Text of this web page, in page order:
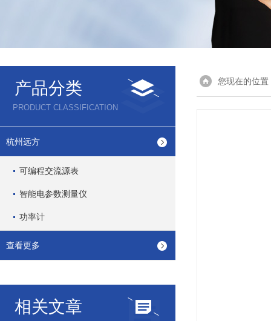
产品分类
PRODUCT CLASSIFICATION
杭州远方
可编程交流源表
智能电参数测量仪
功率计
查看更多
相关文章
您现在的位置